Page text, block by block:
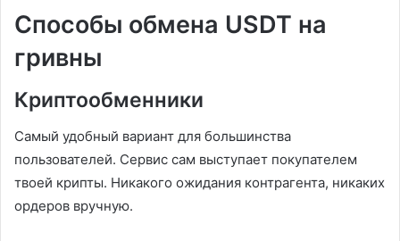
Способы обмена USDT на
гривны
Криптообменники
Самый удобный вариант для большинства
пользователей. Сервис сам выступает покупателем
твоей крипты. Никакого ожидания контрагента, никаких
ордеров вручную.